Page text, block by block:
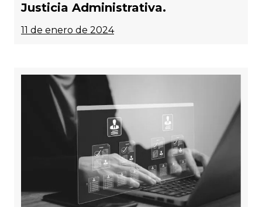
Justicia Administrativa.
11 de enero de 2024